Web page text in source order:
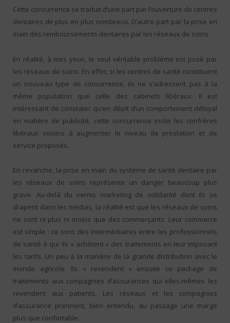
Cette concurrence se traduit d’une part par l’ouverture de centres
dentaires de plus en plus nombreux. D’autre part par la prise en
main des remboursements dentaires par les réseaux de soins.
En réalité, à mes yeux, le seul véritable problème est posé par
les réseaux de soins. En effet, si les centres de santé constituent
un nouveau type de concurrence, ils ne s’adressent pas à la
même population que celle des cabinets libéraux. Il est
intéressant de constater qu’en dépit d’un comportement déloyal
en matière de publicité, cette concurrence incite les confrères
libéraux voisins à augmenter le niveau de prestation et de
service proposés.
En revanche, la prise en main du système de santé dentaire par
les réseaux de soins représente un danger beaucoup plus
grave. Au-delà du vernis marketing de solidarité dont ils se
drapent dans les médias, la réalité est que les réseaux de soins
ne sont ni plus ni moins que des commerçants. Leur commerce
est simple : ce sont des intermédiaires entre les professionnels
de santé à qui ils « achètent » des traitements en leur imposant
les tarifs. Un peu à la manière de la grande distribution avec le
monde agricole. Ils « revendent » ensuite ce package de
traitements aux compagnies d’assurances qui elles-mêmes les
revendent aux patients. Les réseaux et les compagnies
d’assurance prennent, bien entendu, au passage une marge
plus que confortable.